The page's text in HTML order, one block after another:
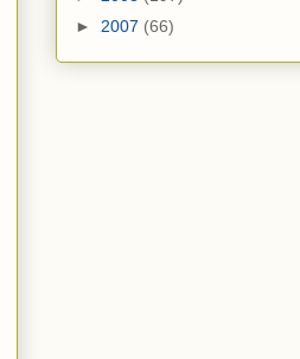
► 2007 (66)